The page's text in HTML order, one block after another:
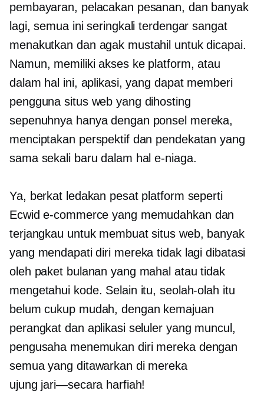
pembayaran, pelacakan pesanan, dan banyak
lagi, semua ini seringkali terdengar sangat
menakutkan dan agak mustahil untuk dicapai.
Namun, memiliki akses ke platform, atau
dalam hal ini, aplikasi, yang dapat memberi
pengguna situs web yang dihosting
sepenuhnya hanya dengan ponsel mereka,
menciptakan perspektif dan pendekatan yang
sama sekali baru dalam hal e-niaga.
Ya, berkat ledakan pesat platform seperti
Ecwid e-commerce yang memudahkan dan
terjangkau untuk membuat situs web, banyak
yang mendapati diri mereka tidak lagi dibatasi
oleh paket bulanan yang mahal atau tidak
mengetahui kode. Selain itu, seolah-olah itu
belum cukup mudah, dengan kemajuan
perangkat dan aplikasi seluler yang muncul,
pengusaha menemukan diri mereka dengan
semua yang ditawarkan di mereka
ujung jari—secara harfiah!